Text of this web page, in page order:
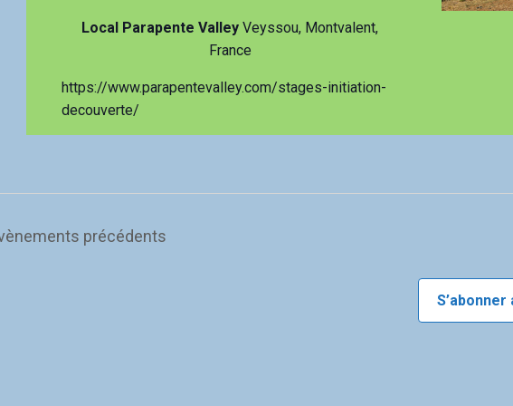
Local Parapente Valley Veyssou, Montvalent,
France
https://www.parapentevalley.com/stages-initiation-
decouverte/
précédents